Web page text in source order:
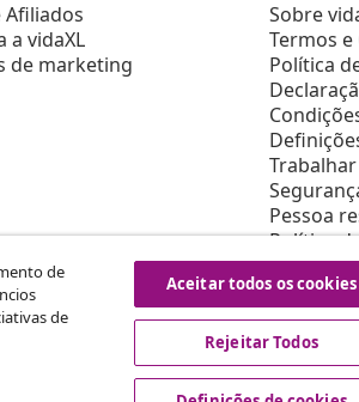
a vidaXL
de marketing
Sobre
Termos e
Política
Pessoa
Política
de
de
Aceitar todos os cookies
Rejeitar Todos